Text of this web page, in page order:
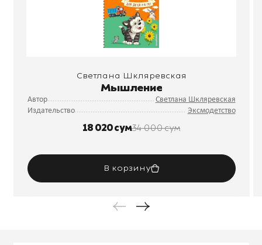
Светлана Шкляревская
Мышление
Автор
Светлана Шкляревская
Издательство
Эксмодетство
18 020 сум34 000 сум
В корзину